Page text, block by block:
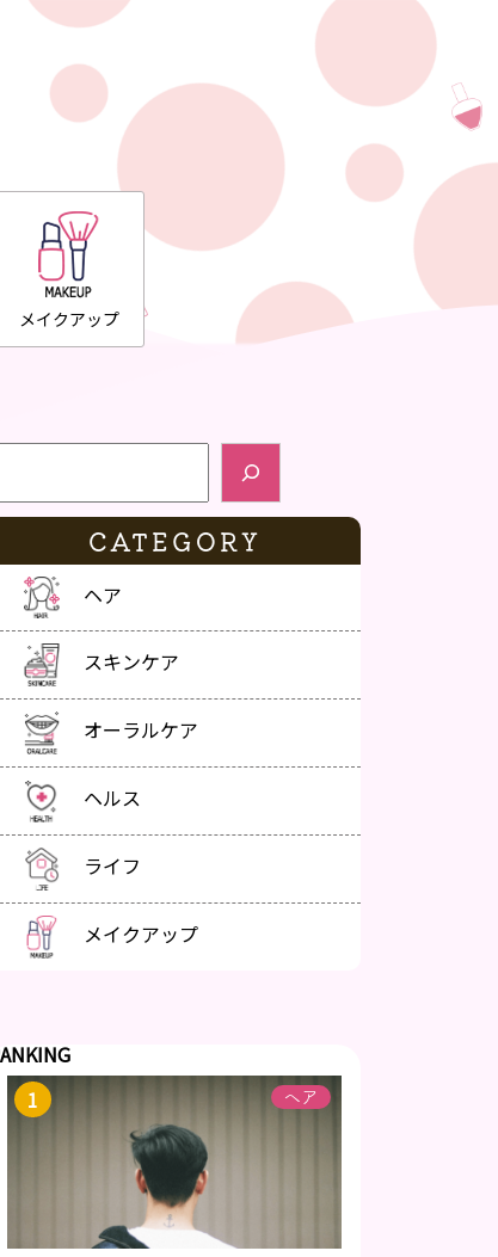
メイクアップ
索
CATEGORY
ヘア
スキンケア
オーラルケア
ヘルス
ライフ
メイクアップ
ヘア